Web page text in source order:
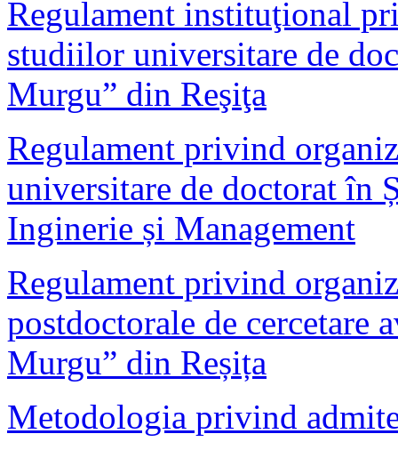
Regulament instituţional
studiilor universitare de
Murgu” din Reşiţa
Regulament privind
universitare de doctorat în
Inginerie și Management
Regulament privind
postdoctorale de cercetare
Murgu” din Reșița
Metodologia privind